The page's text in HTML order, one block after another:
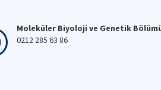
Moleküler Biyoloji ve Genetik
0212 285 63 86